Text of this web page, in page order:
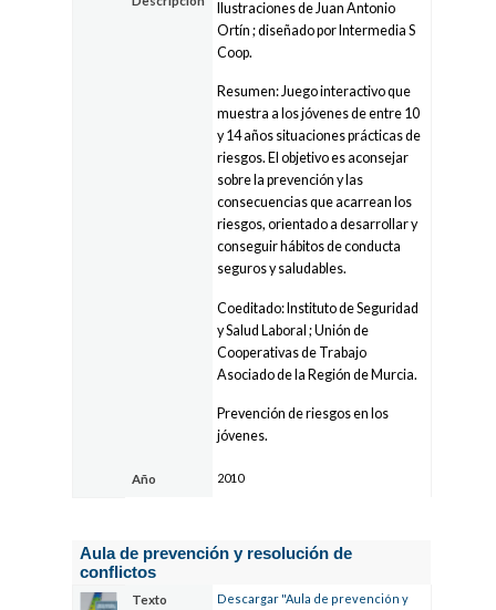
Ilustraciones de Juan Antonio
Ortín ; diseñado por Intermedia S
Coop.
Resumen: Juego interactivo que
muestra a los jóvenes de entre 10
y 14 años situaciones prácticas de
riesgos. El objetivo es aconsejar
sobre la prevención y las
consecuencias que acarrean los
riesgos, orientado a desarrollar y
conseguir hábitos de conducta
seguros y saludables.
Coeditado: Instituto de Seguridad
y Salud Laboral ; Unión de
Cooperativas de Trabajo
Asociado de la Región de Murcia.
Prevención de riesgos en los
jóvenes.
Año 2010
Aula de prevención y resolución de
conflictos
Texto
Descargar "Aula de prevención y